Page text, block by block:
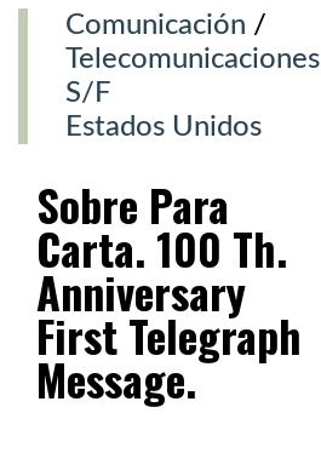
Comunicación /
Telecomunicaciones
S/F
Estados Unidos
Sobre Para
Carta. 100 Th.
Anniversary
First Telegraph
Message.